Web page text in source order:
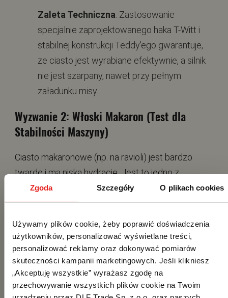
Zgoda Szczegóły O plikach cookies
Używamy plików cookie, żeby poprawić doświadczenia
użytkowników, personalizować wyświetlane treści,
personalizować reklamy oraz dokonywać pomiarów
skuteczności kampanii marketingowych. Jeśli klikniesz
„Akceptuję wszystkie” wyrażasz zgodę na
przechowywanie wszystkich plików cookie na Twoim
Zaleta Techniczna: Zastosowanie
specjalnie zaprojektowanego haka T-Witt i
stabilnej konstrukcji Teddy'ego gwarantuje,
że ciasto jest wyrabiane efektywnie, a silnik
nie jest szarpany, nawet przy pełnym
załadunku misy.
Wyzwanie 2: Włoski Makaron (Test dla
Stabilności Maszyny)
Ciasto makaronowe (np. na ravioli) jest bardzo
twarde i ma niską hydrację. Jest to jedno z
najcięższych zadań dla robota.